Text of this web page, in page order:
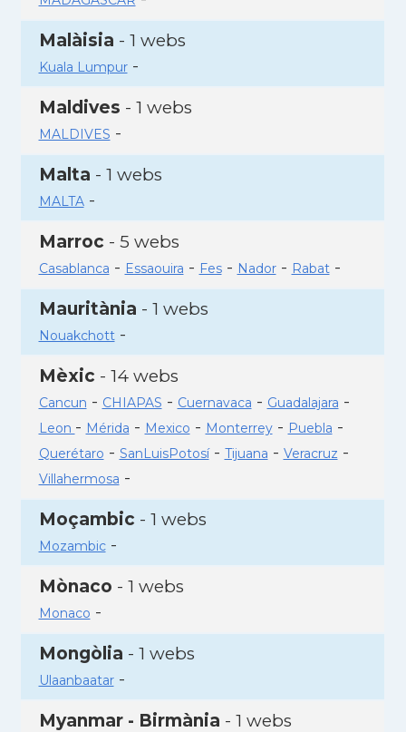
Malàisia - 1 webs
Kuala Lumpur-
Maldives - 1 webs
MALDIVES -
Malta - 1 webs
MALTA-
Marroc - 5 webs
Casablanca - Essaouira - Fes- Nador- Rabat-
Mauritània - 1 webs
Nouakchott-
Mèxic - 14 webs
Cancun - CHIAPAS - Cuernavaca - Guadalajara -
Leon - Mérida - Mexico - Monterrey- Puebla -
Querétaro - SanLuisPotosí- Tijuana - Veracruz -
Villahermosa -
Moçambic - 1 webs
Mozambic-
Mònaco - 1 webs
Monaco -
Mongòlia - 1 webs
Ulaanbaatar-
Myanmar - Birmània - 1 webs